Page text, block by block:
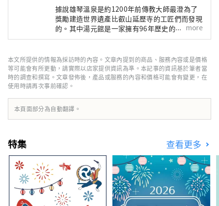
據說雄琴溫泉是約1200年前傳教大師最澄為了
獎勵建造世界遺產比叡山延歷寺的工匠們而發現
的。其中湯元館是一家擁有96年歷史的老字號
旅館。其受歡迎的秘訣在於其四種不同的溫泉，
讓人感覺置身於森林溫泉的溫泉，以及其京都風
格的懷石料理，其中精心使用包括日本三大和牛
品牌之一的“認證近江牛肉”在內的時令食材。
雖然距離京都僅 20 分鐘的火車車程，但旅館被
琵琶湖和平良山脈所環繞，讓您可以感受到大自
然的溫暖和日本文化。
more
本文所提供的情報為採訪時的內容。文章內提到的商品、服務內容或是價格
等可能會有所更動，請實際以店家提供資訊為準。本記事的資訊基於筆者當
時的調查和撰寫。文章發佈後，產品或服務的內容和價格可能會有變更，在
使用時請再次事前確認。
本頁面部分為自動翻譯。
特集 查看更多